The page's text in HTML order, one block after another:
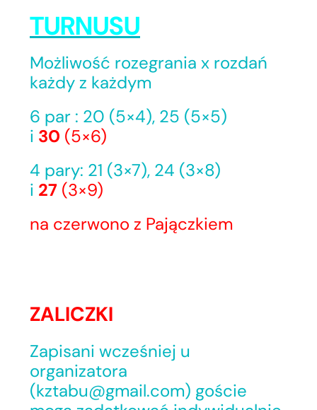
TURNUSU
Możliwość rozegrania x rozdań
każdy z każdym
6 par : 20 (5×4), 25 (5×5)
i 30 (5×6)
4 pary: 21 (3×7), 24 (3×8)
i 27 (3×9)
na czerwono z Pajączkiem
ZALICZKI
Zapisani wcześniej u
organizatora
(kztabu@gmail.com) goście